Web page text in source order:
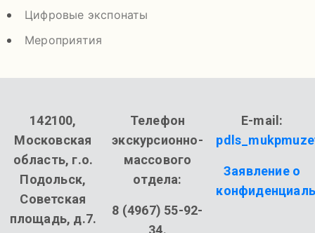
Цифровые экспонаты
Мероприятия
142100,
Московская
область, г.о.
Подольск,
Советская
площадь, д.7.
Телефон
экскурсионно-
массового
отдела:
8 (4967) 55-92-
34.
E-mail:
Заявление о